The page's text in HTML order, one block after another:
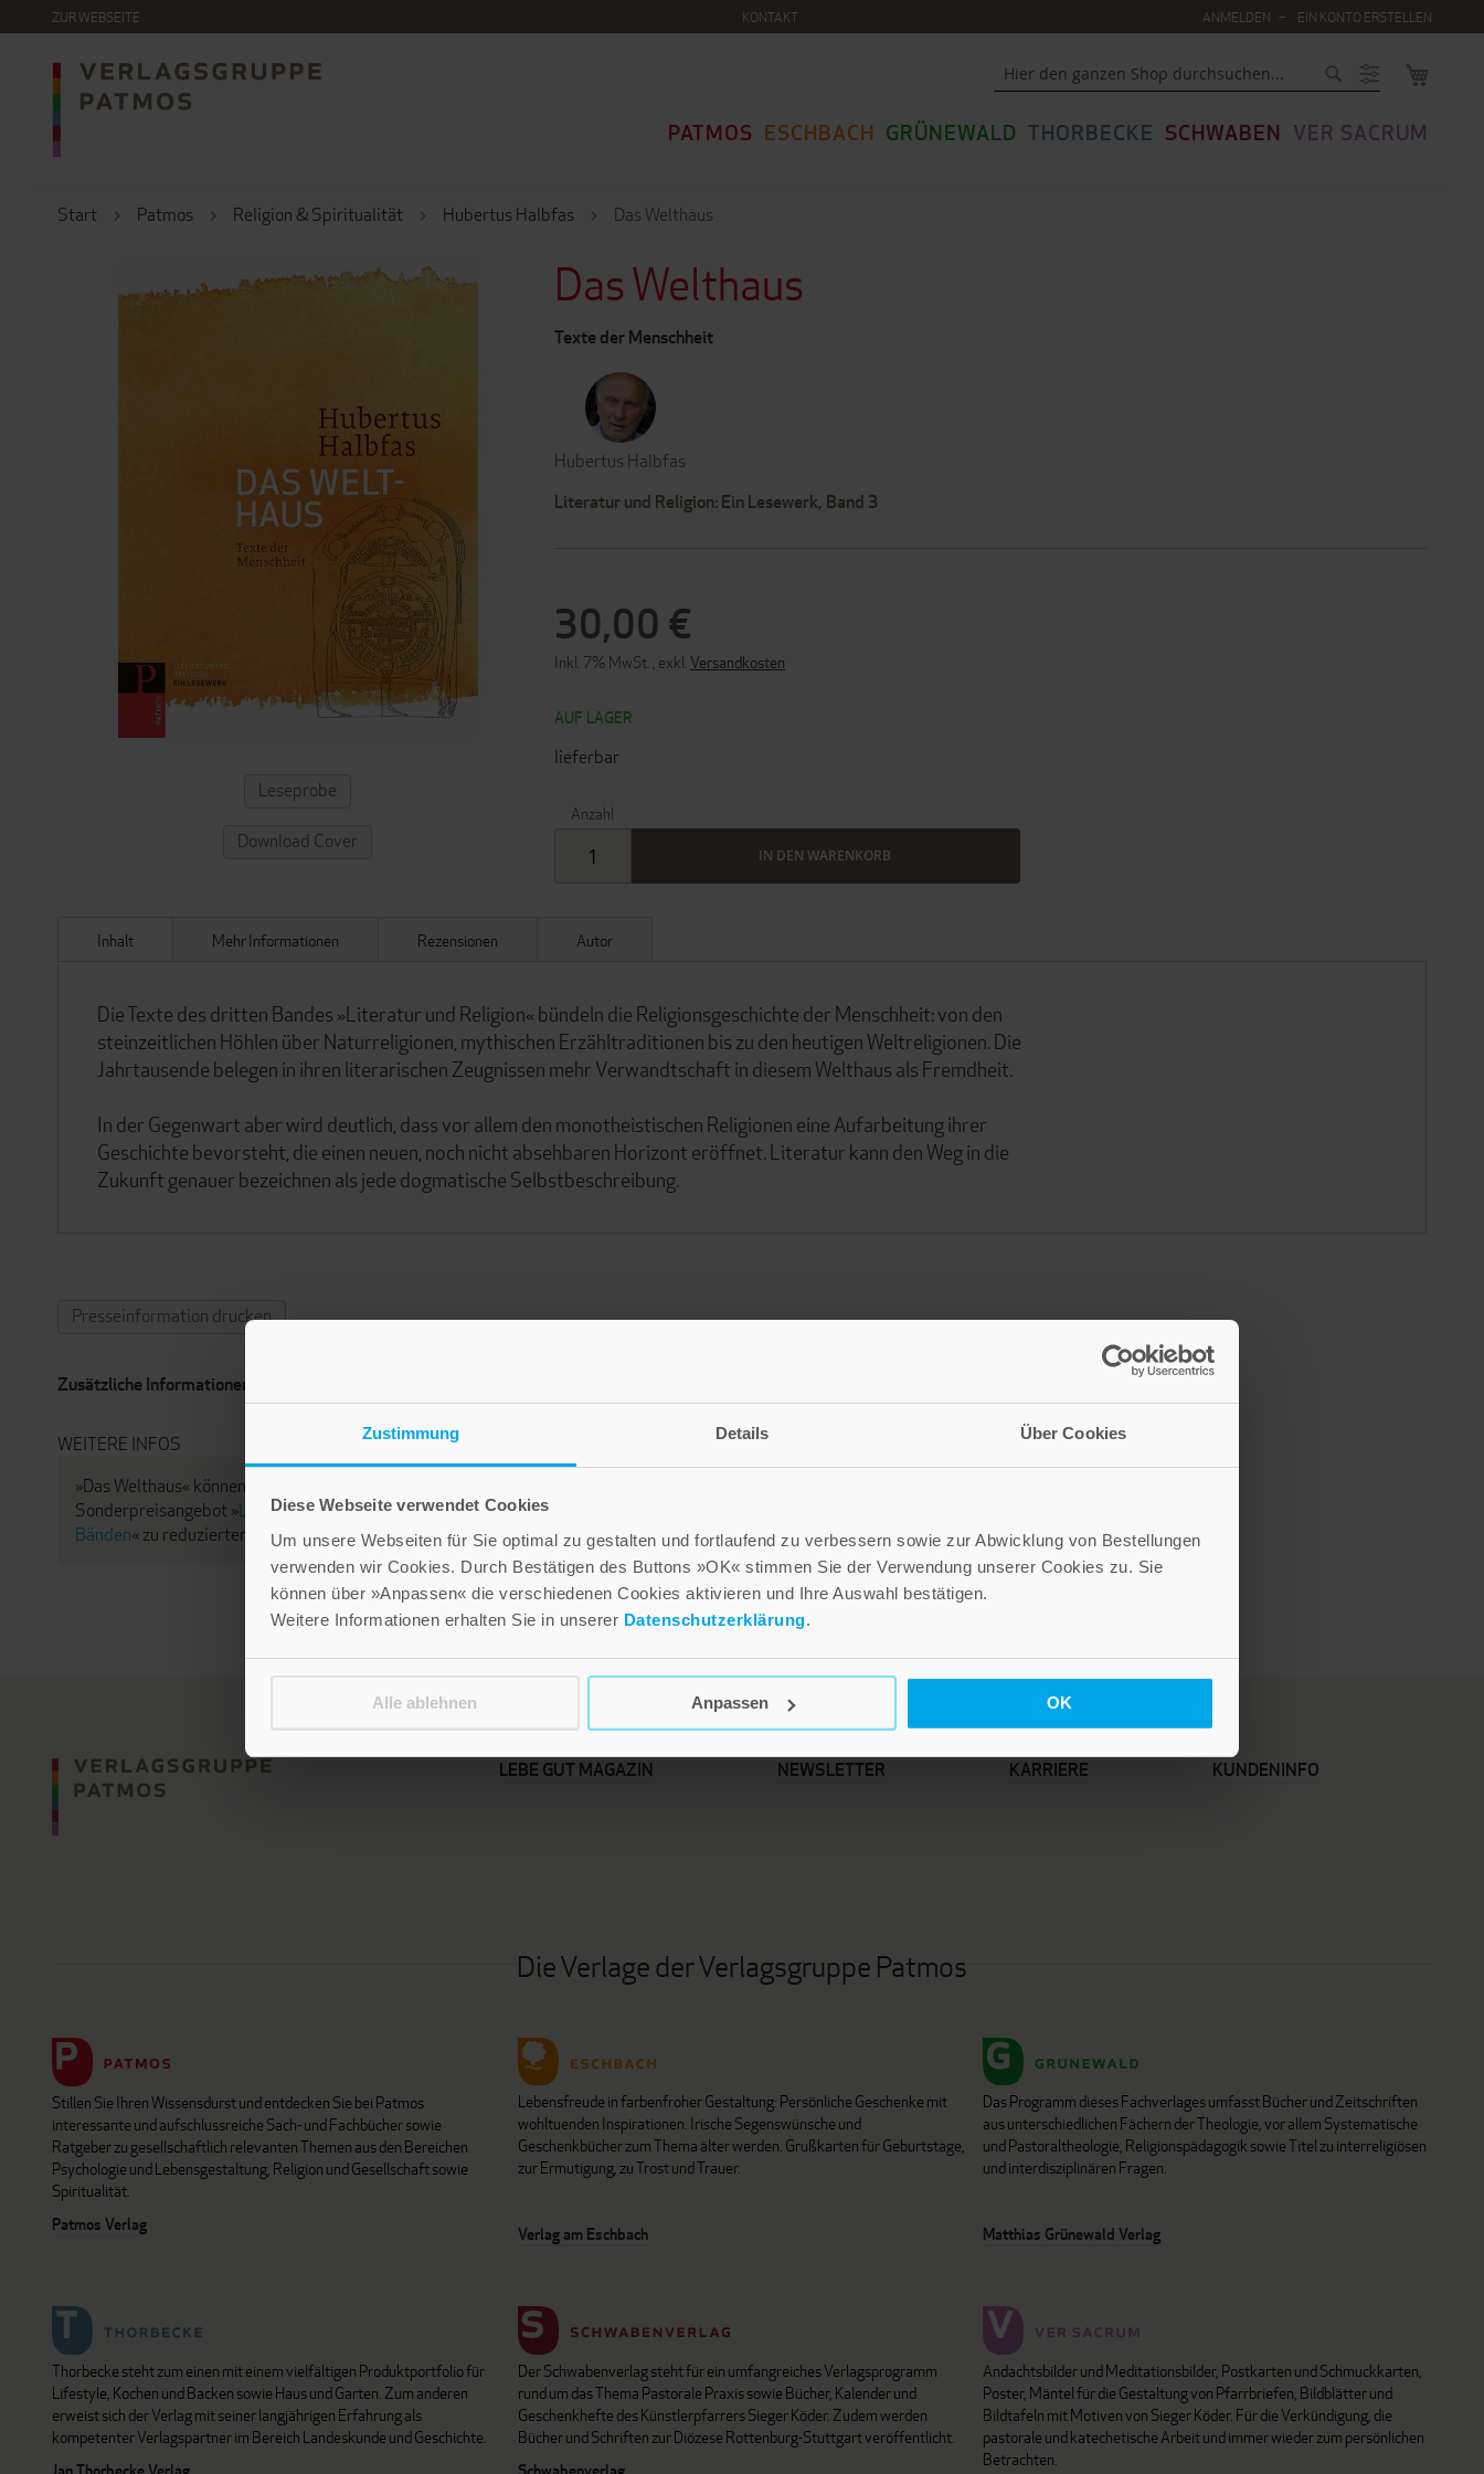
Zustimmung Details Über Cookies
Diese Webseite verwendet Cookies
Um unsere Webseiten für Sie optimal zu gestalten und fortlaufend zu verbessern sowie zur Abwicklung von Bestellungen
verwenden wir Cookies. Durch Bestätigen des Buttons »OK« stimmen Sie der Verwendung unserer Cookies zu. Sie
können über »Anpassen« die verschiedenen Cookies aktivieren und Ihre Auswahl bestätigen.
Weitere Informationen erhalten Sie in unserer Datenschutzerklärung.
Alle ablehnen Anpassen OK
ZUR WEBSEITE KONTAKT
DIREKT
INHALT
ANMELDEN EIN KONTO ERSTELLEN
PATMOS ESCHBACH GRÜNEWALD THORBECKE SCHWABEN VER SACRUM
Start Patmos Religion & Spiritualität Hubertus Halbfas Das Welthaus
Das Welthaus
Texte der Menschheit
Hubertus Halbfas
Literatur und Religion: Ein Lesewerk, Band 3
30,00 €
Inkl. 7% MwSt. , exkl. Versandkosten
AUF LAGER
lieferbar
Anzahl
IN DEN WARENKORB
ENDE
ZUM
ANFANG
BILDERGALERIE
Leseprobe
Download Cover
Inhalt
Die Texte des dritten Bandes »Literatur und Religion« bündeln die Religionsgeschichte der Menschheit: von den
steinzeitlichen Höhlen über Naturreligionen, mythischen Erzähltraditionen bis zu den heutigen Weltreligionen. Die
Jahrtausende belegen in ihren literarischen Zeugnissen mehr Verwandtschaft in diesem Welthaus als Fremdheit.
In der Gegenwart aber wird deutlich, dass vor allem den monotheistischen Religionen eine Aufarbeitung ihrer
Geschichte bevorsteht, die einen neuen, noch nicht absehbaren Horizont eröffnet. Literatur kann den Weg in die
Zukunft genauer bezeichnen als jede dogmatische Selbstbeschreibung.
Mehr Informationen Rezensionen Autor
Presseinformation drucken
Zusätzliche Informationen und Medien
WEITERE INFOS
»Das Welthaus« können Sie auch in dem
Sonderpreisangebot »Literatur und Religon in 3
Bänden« zu reduziertem Preis bestellen.
LEBE GUT MAGAZIN NEWSLETTER KARRIERE KUNDENINFO
Die Verlage der Verlagsgruppe Patmos
Stillen Sie Ihren Wissensdurst und entdecken Sie bei Patmos
interessante und aufschlussreiche Sach- und Fachbücher sowie
Ratgeber zu gesellschaftlich relevanten Themen aus den Bereichen
Psychologie und Lebensgestaltung, Religion und Gesellschaft sowie
Spiritualität.
Patmos Verlag
Lebensfreude in farbenfroher Gestaltung: Persönliche Geschenke mit
wohltuenden Inspirationen. Irische Segenswünsche und
Geschenkbücher zum Thema älter werden. Grußkarten für Geburtstage,
zur Ermutigung, zu Trost und Trauer.
Verlag am Eschbach
Das Programm dieses Fachverlages umfasst Bücher und Zeitschriften
aus unterschiedlichen Fächern der Theologie, vor allem Systematische
und Pastoraltheologie, Religionspädagogik sowie Titel zu interreligiösen
und interdisziplinären Fragen.
Matthias Grünewald Verlag
Thorbecke steht zum einen mit einem vielfältigen Produktportfolio für
Lifestyle, Kochen und Backen sowie Haus und Garten. Zum anderen
erweist sich der Verlag mit seiner langjährigen Erfahrung als
kompetenter Verlagspartner im Bereich Landeskunde und Geschichte.
Der Schwabenverlag steht für ein umfangreiches Verlagsprogramm
rund um das Thema Pastorale Praxis sowie Bücher, Kalender und
Geschenkhefte des Künstlerpfarrers Sieger Köder. Zudem werden
Bücher und Schriften zur Diözese Rottenburg-Stuttgart veröffentlicht.
Andachtsbilder und Meditationsbilder, Postkarten und Schmuckkarten,
Poster, Mäntel für die Gestaltung von Pfarrbriefen, Bildblätter und
Bildtafeln mit Motiven von Sieger Köder. Für die Verkündigung, die
pastorale und katechetische Arbeit und immer wieder zum persönlichen
Betrachten.